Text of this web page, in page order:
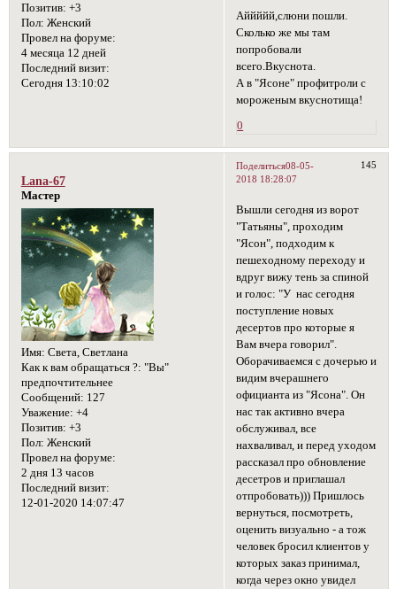
Позитив: +3
Пол: Женский
Провел на форуме:
4 месяца 12 дней
Последний визит:
Сегодня 13:10:02
Аййййй,слюни пошли.
Сколько же мы там
попробовали
всего.Вкуснота.
А в "Ясоне" профитроли с
мороженым вкуснотища!
0
Поделиться 145
08-05-
2018 18:28:07
Lana-67
Мастер
Имя: Света, Светлана
Как к вам обращаться ?: "Вы"
предпочтительнее
Сообщений: 127
Уважение: +4
Позитив: +3
Пол: Женский
Провел на форуме:
2 дня 13 часов
Последний визит:
12-01-2020 14:07:47
Вышли сегодня из ворот
"Татьяны", проходим
"Ясон", подходим к
пешеходному переходу и
вдруг вижу тень за спиной
и голос: "У нас сегодня
поступление новых
десертов про которые я
Вам вчера говорил".
Оборачиваемся с дочерью и
видим вчерашнего
официанта из "Ясона". Он
нас так активно вчера
обслуживал, все
нахваливал, и перед уходом
рассказал про обновление
десетров и приглашал
отпробовать))) Пришлось
вернуться, посмотреть,
оценить визуально - а тож
человек бросил клиентов у
которых заказ принимал,
когда через окно увидел